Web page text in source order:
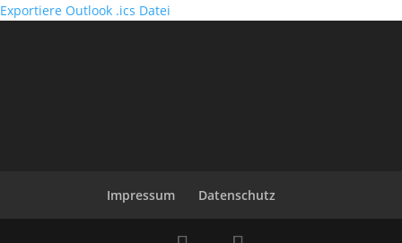
Exportiere Outlook .ics Datei
Impressum Datenschutz